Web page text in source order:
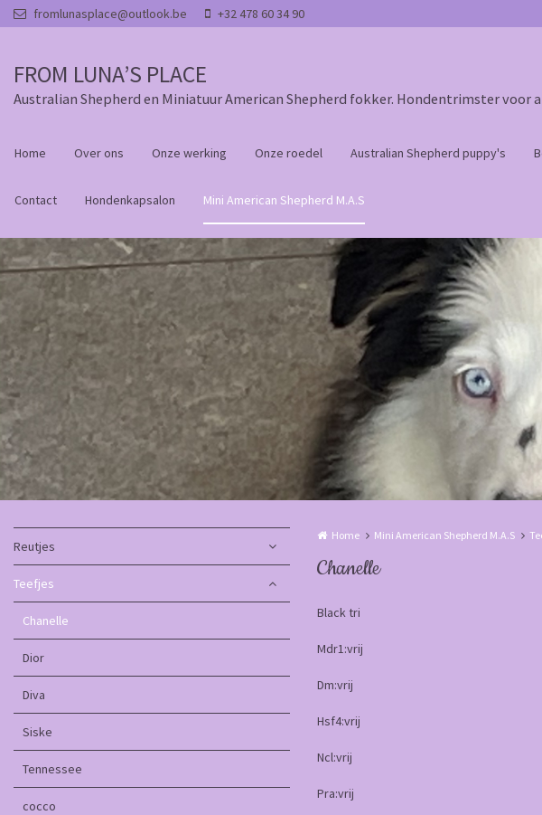
Overslaan en naar de inhoud gaan
fromlunasplace@outlook.be +32 478 60 34 90
FROM LUNA’S PLACE
Australian Shepherd en Miniatuur American Shepherd fokker. Hondentrimster voor
Home Over ons Onze werking Onze roedel Australian Shepherd puppy's
Contact Hondenkapsalon Mini American Shepherd M.A.S
Reutjes
Teefjes
Chanelle
Dior
Diva
Siske
Tennessee
cocco
Home Mini American Shepherd M.A.S
Chanelle
Black tri
Mdr1:vrij
Dm:vrij
Hsf4:vrij
Ncl:vrij
Pra:vrij